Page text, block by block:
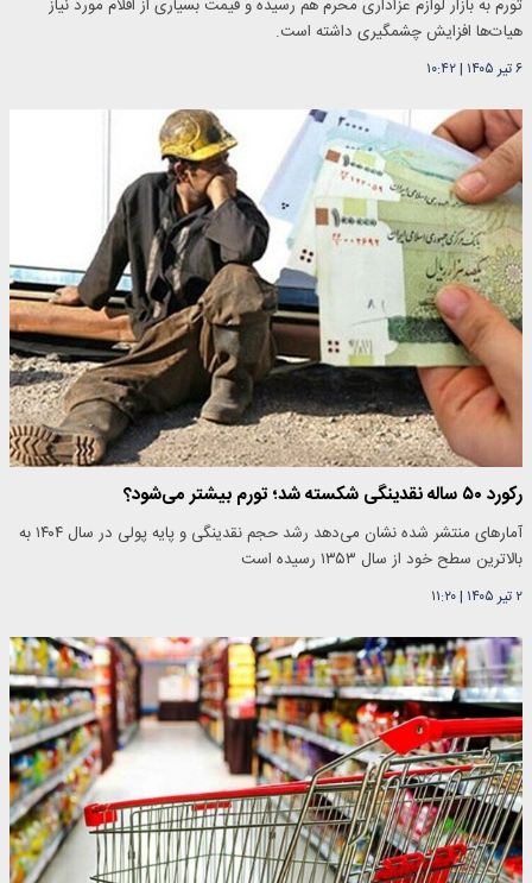
تورم به بازار لوازم عزاداری محرم هم رسیده و قیمت بسیاری از اقلام مورد نیاز
هیات‌ها افزایش چشمگیری داشته است.
۶ تیر ۱۴۰۵ |۱۰:۴۲
رکورد ۵۰ ساله نقدینگی شکسته شد؛ تورم بیشتر می‌شود؟
آمارهای منتشر شده نشان می‌دهد رشد حجم نقدینگی و پایه پولی در سال ۱۴۰۴ به
بالاترین سطح خود از سال ۱۳۵۳ رسیده است
۲ تیر ۱۴۰۵ |۱۱:۲۰